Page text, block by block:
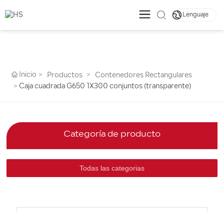
Lenguaje
Inicio Productos
Contenedores Rectangulares
Caja cuadrada G650 1X300 conjuntos (transparente)
Categoría de producto
Todas las categorias